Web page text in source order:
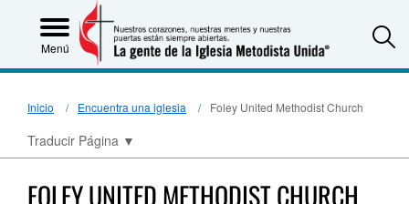
Menú
Inicio Encuentra una iglesia Foley United Methodist Church
Traducir Página ▼
FOLEY UNITED METHODIST CHURCH